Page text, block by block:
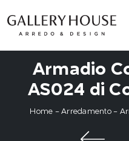
Armadio
AS024 di
Home - Arredamento-